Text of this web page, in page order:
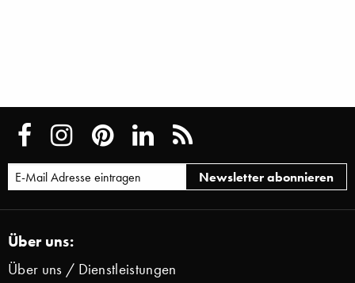
Über uns:
Über uns / Dienstleistungen